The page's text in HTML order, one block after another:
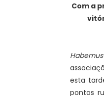
Com a
Habemus
esta
pontos